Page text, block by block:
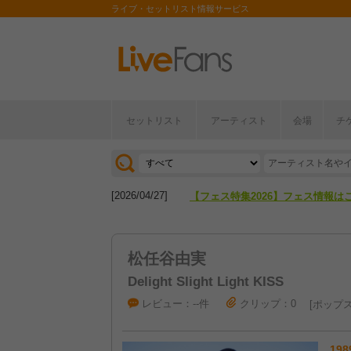
ライブ・セットリスト情報サービス
セットリスト アーティスト 会場 チ
[2026/07/28] 【ライブ動員ランキング】2026年
[2026/04/27] 【フェス特集2026】フェス情報は
松任谷由実
Delight Slight Light KISS
レビュー：--件 クリップ：0 ポップ